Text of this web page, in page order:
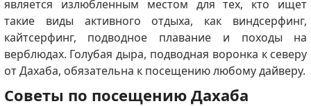
является излюбленным местом для тех, кто ищет
такие виды активного отдыха, как виндсерфинг,
кайтсерфинг, подводное плавание и походы на
верблюдах. Голубая дыра, подводная воронка к северу
от Дахаба, обязательна к посещению любому дайверу.
Советы по посещению Дахаба